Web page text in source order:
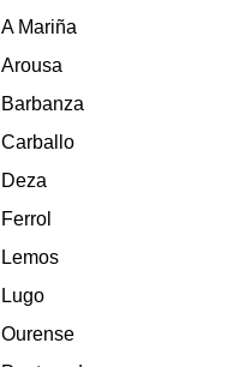
A Mariña
Arousa
Barbanza
Carballo
Deza
Ferrol
Lemos
Lugo
Ourense